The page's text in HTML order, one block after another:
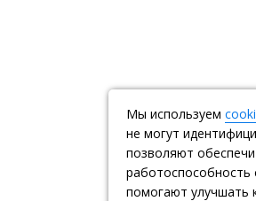
Мы используем
не могут
позволяют
работоспособность
помогают улучшать